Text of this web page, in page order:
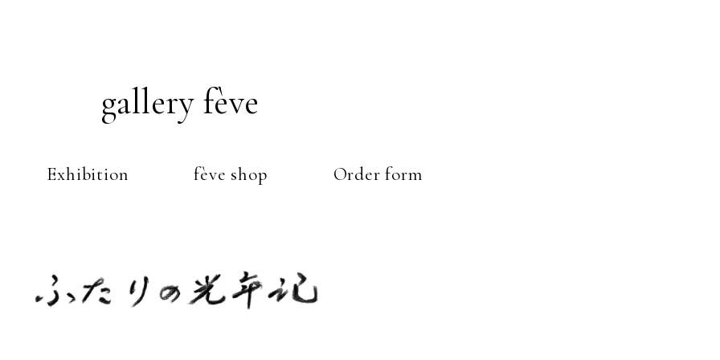
gallery fève
Exhibition fève shop Order form